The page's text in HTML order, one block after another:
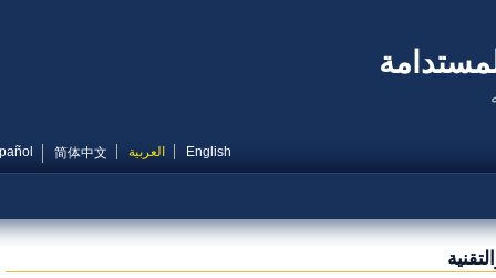
English العربية 简体中文
Español